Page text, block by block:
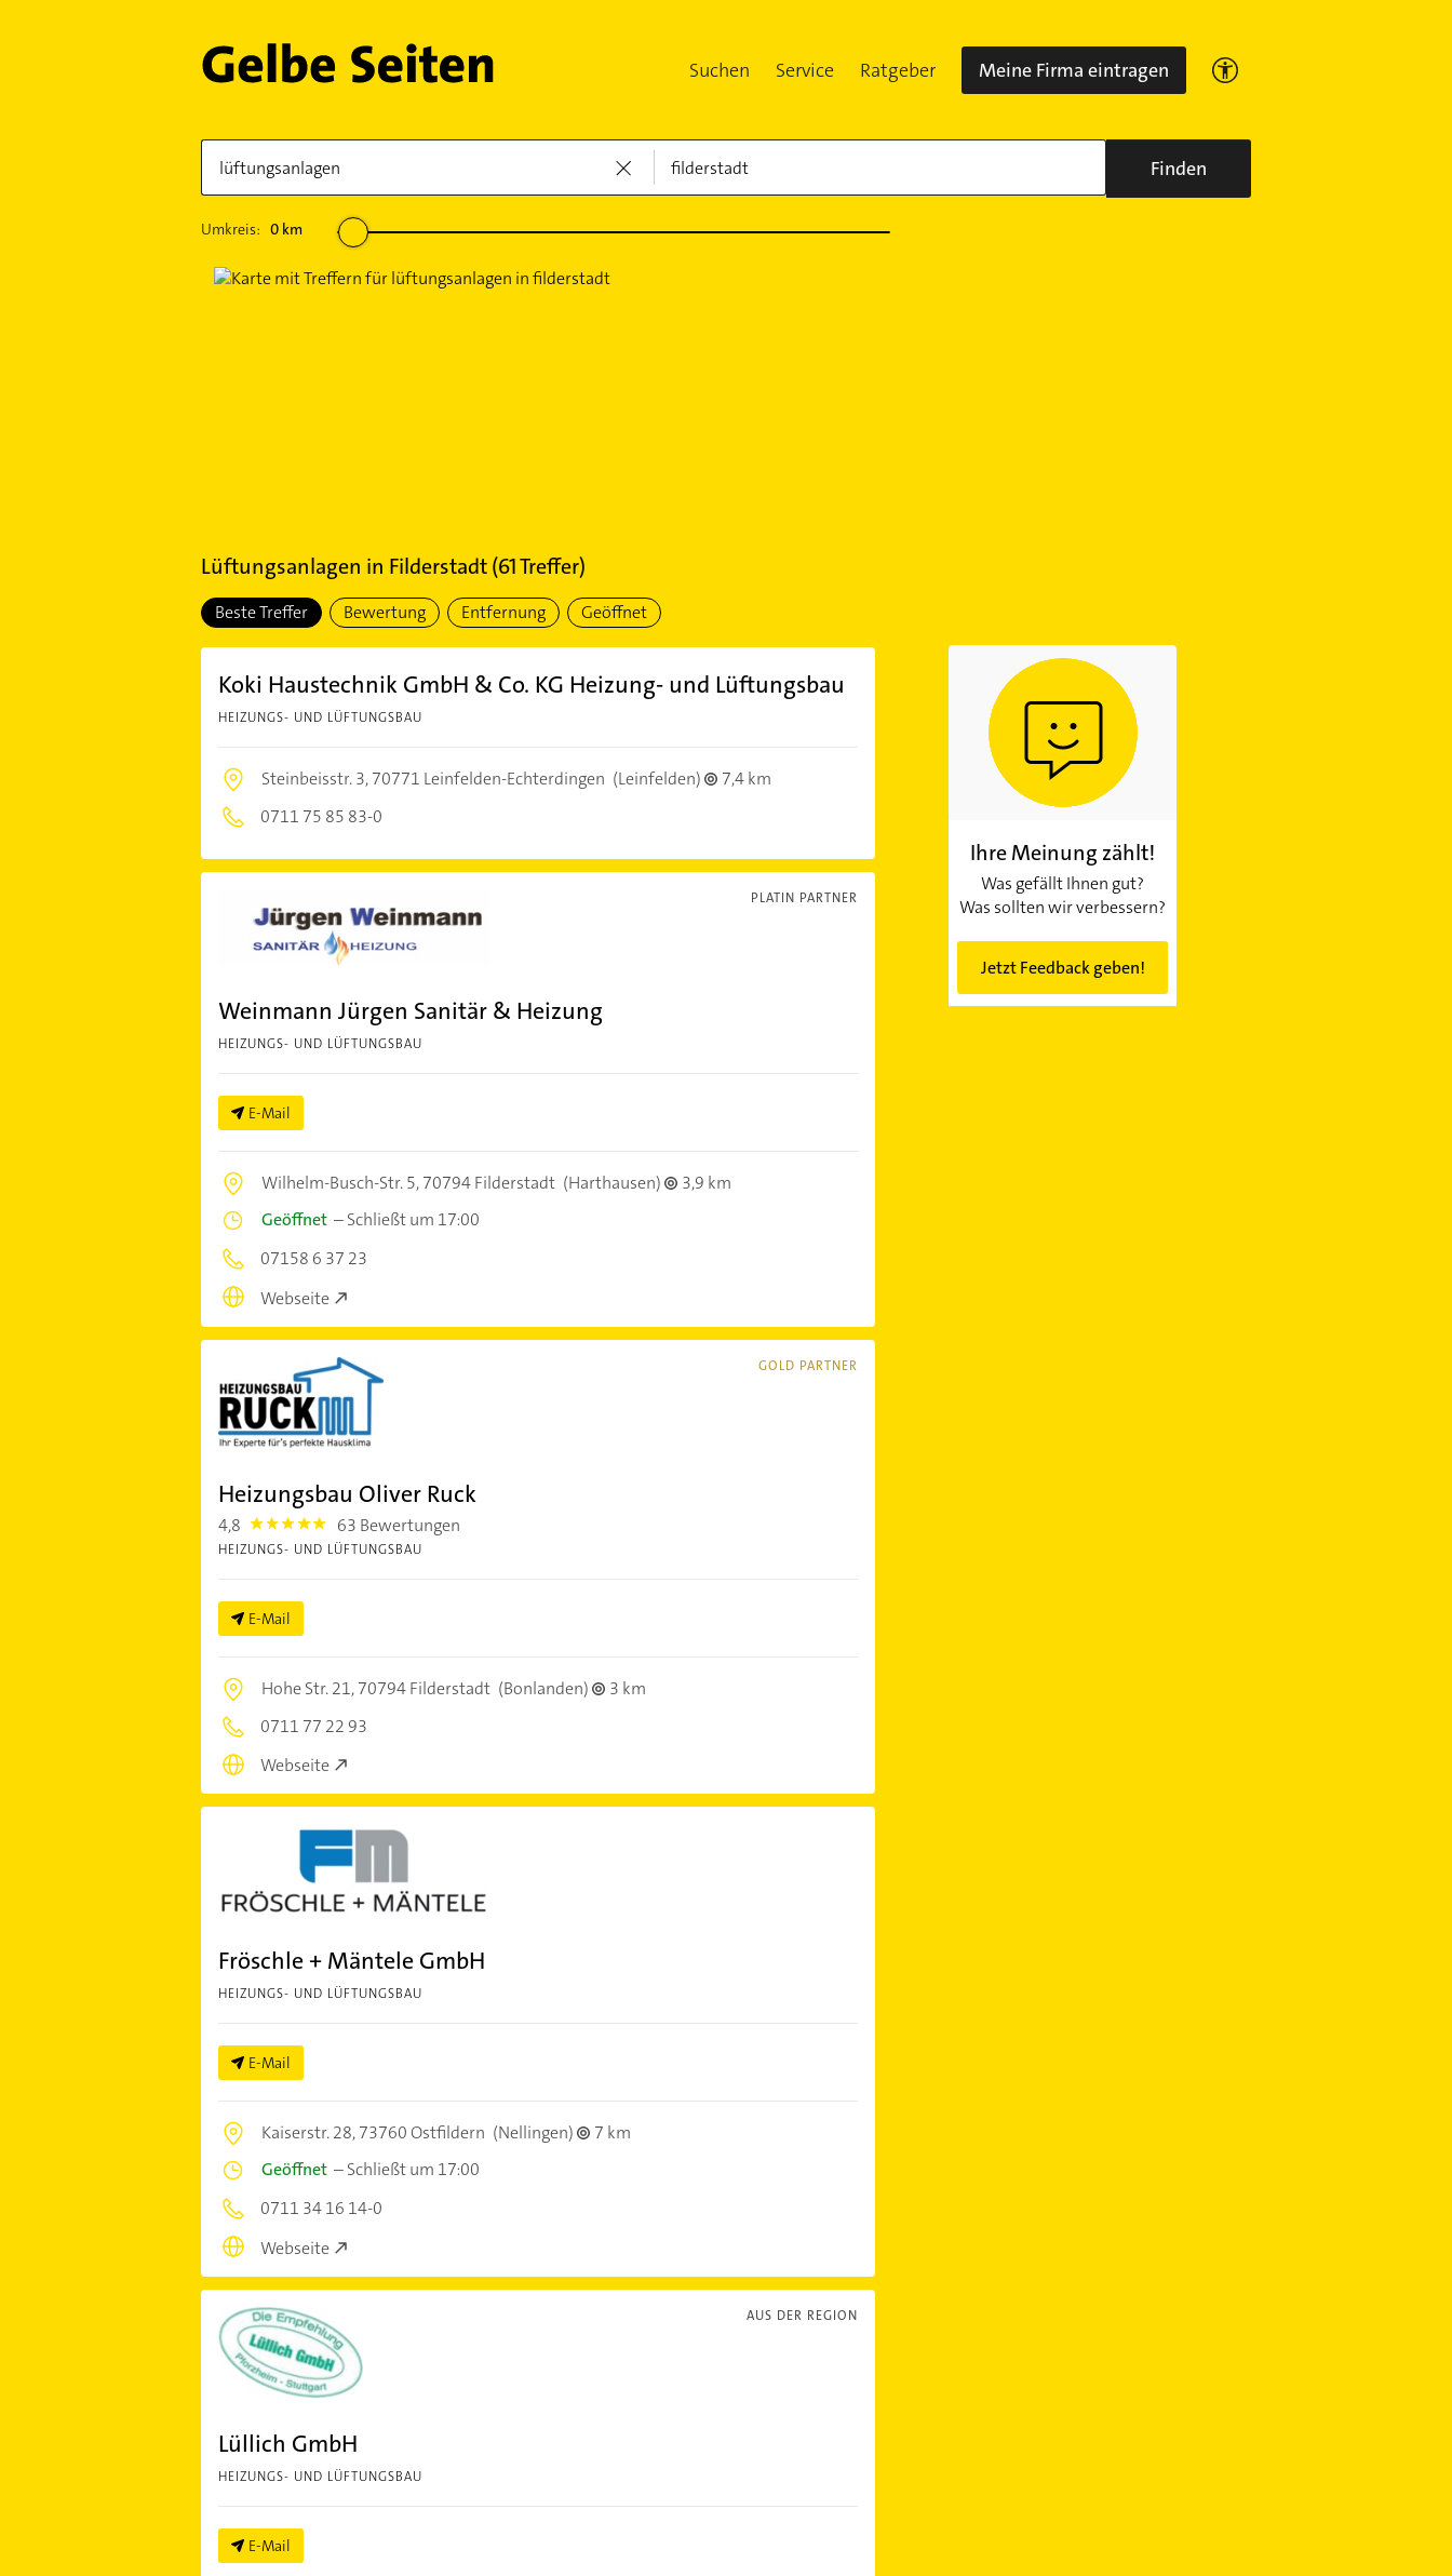
Suchen Service Ratgeber Meine Firma eintragen
Finden
Umkreis: 0km
Lüftungsanlagen in Filderstadt(61Treffer)
Beste Treffer Bewertung Entfernung Geöffnet
Koki Haustechnik GmbH & Co. KG Heizung- und Lüftungsbau
HEIZUNGS- UND LÜFTUNGSBAU
Steinbeisstr. 3,70771 Leinfelden-Echterdingen (Leinfelden)
7,4 km
0711 75 85 83-0
PLATIN PARTNER
Weinmann Jürgen Sanitär & Heizung
HEIZUNGS- UND LÜFTUNGSBAU
E-Mail
Wilhelm-Busch-Str. 5,70794 Filderstadt (Harthausen)
3,9 km
Geöffnet–Schließt um 17:00
07158 6 37 23
Webseite
GOLD PARTNER
Heizungsbau Oliver Ruck
4,8 4.8 63 Bewertungen
HEIZUNGS- UND LÜFTUNGSBAU
E-Mail
Hohe Str. 21,70794 Filderstadt (Bonlanden)
3 km
0711 77 22 93
Webseite
Fröschle + Mäntele GmbH
HEIZUNGS- UND LÜFTUNGSBAU
E-Mail
Kaiserstr. 28,73760 Ostfildern (Nellingen)
7 km
Geöffnet–Schließt um 17:00
0711 34 16 14-0
Webseite
AUS DER REGION
Lüllich GmbH
HEIZUNGS- UND LÜFTUNGSBAU
E-Mail
Ihre Meinung zählt!
Was gefällt Ihnen gut?
Was sollten wir verbessern?
Jetzt Feedback geben!